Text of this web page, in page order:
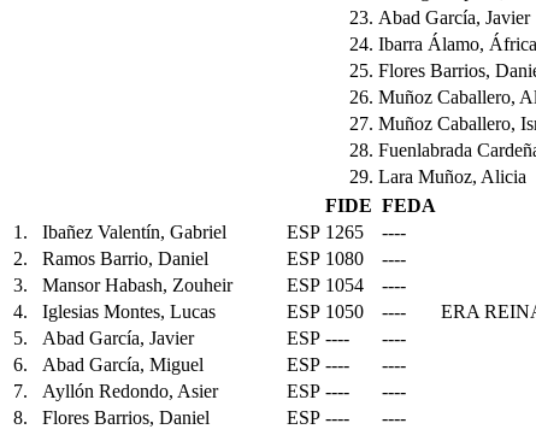
23. Abad García, Javier
24. Ibarra Álamo, África
25. Flores Barrios,
26. Muñoz Caballero,
27. Muñoz Caballero,
28. Fuenlabrada
29. Lara Muñoz, Alicia
FIDE FEDA
1.
Ibañez Valentín, Gabriel ESP 1265
----
2.
Ramos Barrio, Daniel ESP 1080
----
3.
Mansor Habash, Zouheir ESP 1054
----
4.
Iglesias Montes, Lucas ESP 1050 ----
ERA
5.
Abad García, Javier ESP ----
----
6.
Abad García, Miguel ESP ----
----
7.
Ayllón Redondo, Asier ESP ----
----
8.
Flores Barrios, Daniel ESP ----
----